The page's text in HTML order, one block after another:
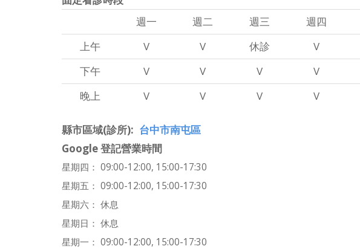
週一
週二 週三 週四
上午
V V 休診 V
下午
V V V V
晚上
V V V V
縣市區域(診所)
台中市南屯區
Google 登記營業時間
星期四： 09:00-12:00, 15:00-17:30
星期五： 09:00-12:00, 15:00-17:30
星期六： 休息
星期日： 休息
星期一： 09:00-12:00, 15:00-17:30